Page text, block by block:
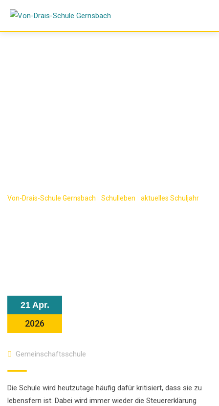
content
Von-Drais-Schule Gernsbach Schulleben aktuelles Schuljahr
21 Apr.
2026
Gemeinschaftsschule
Die Schule wird heutzutage häufig dafür kritisiert, dass sie zu
lebensfern ist. Dabei wird immer wieder die Steuererklärung